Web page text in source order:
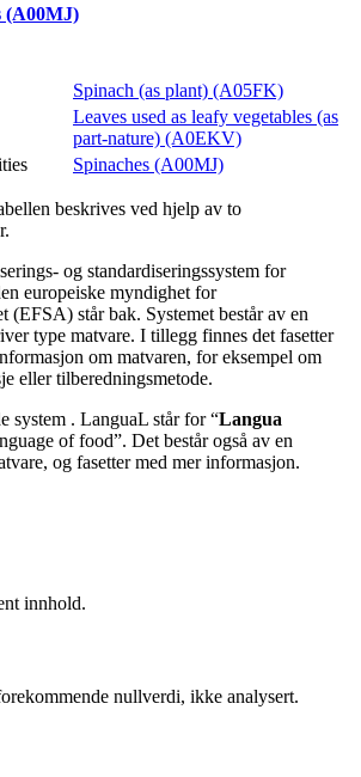
(A00MJ)
Spinach (as plant) (A05FK)
Leaves used as leafy vegetables (as
part-nature) (A0EKV)
Spinaches (A00MJ)
beskrives ved hjelp av to
og standardiseringssystem for
europeiske myndighet for
(EFSA) står bak. Systemet består av en
type matvare. I tillegg finnes det fasetter
om matvaren, for eksempel om
eller tilberedningsmetode.
system . LanguaL står for “Langua
of food”. Det består også av en
og fasetter med mer informasjon.
innhold.
nullverdi, ikke analysert.